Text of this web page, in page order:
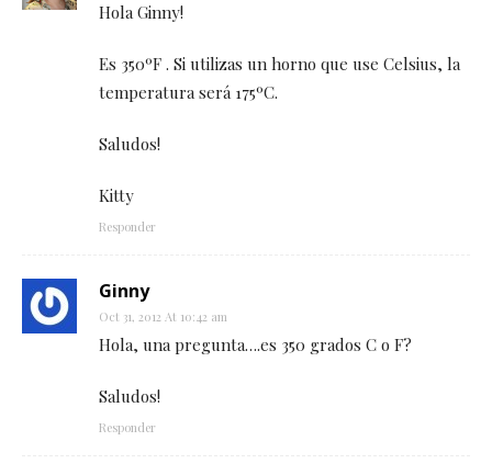
Hola Ginny!
Es 350ºF . Si utilizas un horno que use Celsius, la
temperatura será 175ºC.
Saludos!
Kitty
Responder
Ginny
Oct 31, 2012 At 10:42 am
Hola, una pregunta….es 350 grados C o F?
Saludos!
Responder